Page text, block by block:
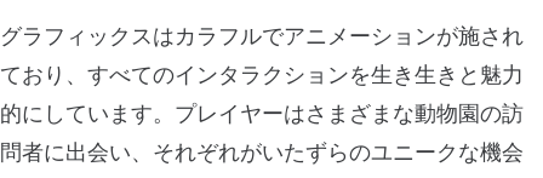
グラフィックスはカラフルでアニメーションが施され
ており、すべてのインタラクションを生き生きと魅力
的にしています。プレイヤーはさまざまな動物園の訪
問者に出会い、それぞれがいたずらのユニークな機会